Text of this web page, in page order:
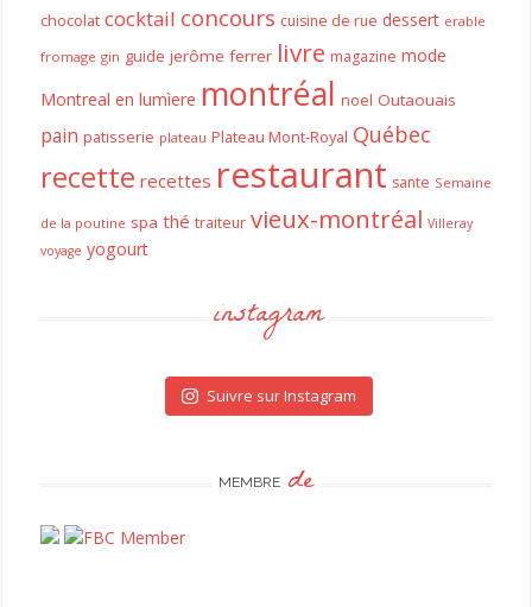
chocolat cocktail concours cuisine de rue dessert erable
fromage gin guide jerôme ferrer livre magazine mode
Montreal en lumìere montréal noel Outaouais
pain patisserie plateau Plateau Mont-Royal Québec
recette recettes restaurant sante Semaine
de la poutine spa thé traiteur vieux-montréal Villeray
voyage yogourt
instagram
Suivre sur Instagram
MEMBRE de